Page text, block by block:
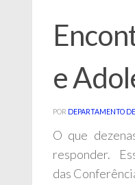
e
POR DEPARTAMENTO
O que
responder.
das